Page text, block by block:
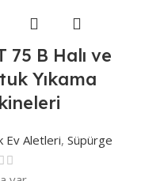
75 B Halı ve
Yıkama
Ev Aletleri, Süpürge